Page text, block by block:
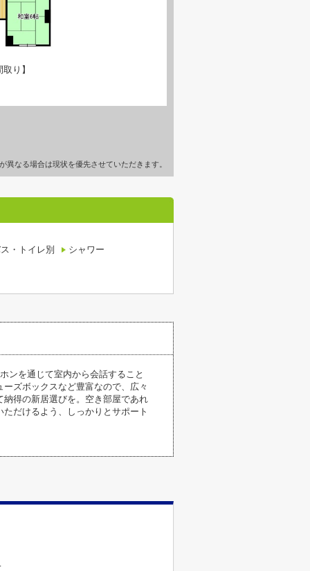
り】
なる場合は現状を優先させていただきます。
・トイレ別 シャワー
ンを通じて室内から会話すること
ズボックスなど豊富なので、広々
得の新居選びを。空き部屋であれ
だけるよう、しっかりとサポート